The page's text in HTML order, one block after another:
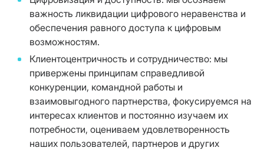
важность ликвидации цифрового неравенства и
обеспечения равного доступа к цифровым
возможностям.
Клиентоцентричность и сотрудничество: мы
привержены принципам справедливой
конкуренции, командной работы и
взаимовыгодного партнерства, фокусируемся на
интересах клиентов и постоянно изучаем их
потребности, оцениваем удовлетворенность
наших пользователей, партнеров и других